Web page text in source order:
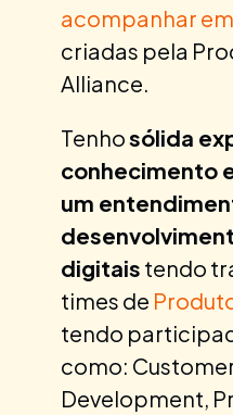
acompanhar
criadas pela
Alliance.
Tenhosólida
conhecimento
um
digitais tendo
times de
tendo
como:
Development,